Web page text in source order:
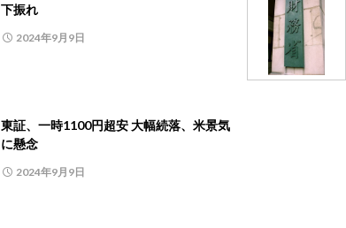
下振れ
2024年9月9日
東証、一時1100円超安 大幅続落、米景気
に懸念
2024年9月9日